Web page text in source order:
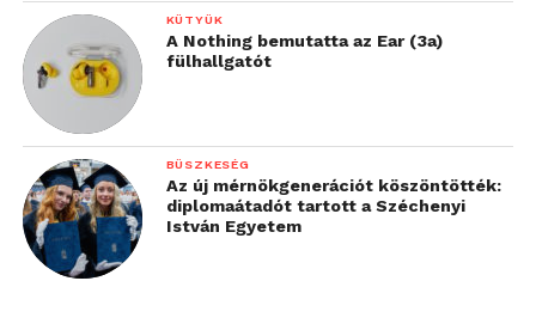
mobil alkalmazás és mindez 30.000 Ft-ért, ami
szerintünk verhetetlen.
Továbbiinformáció itt
KÜTYÜK
A Nothing bemutatta az Ear (3a)
fülhallgatót
BÜSZKESÉG
Az új mérnökgenerációt köszöntötték:
diplomaátadót tartott a Széchenyi
István Egyetem